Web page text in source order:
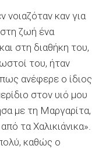
καν για
ζωή ένα
στη διαθήκη του,
του, ήταν
ανέφερε ο ίδιος
στον υιό μου
με τη Μαργαρίτα,
τα Χαλικιάνικα».
καθώς ο